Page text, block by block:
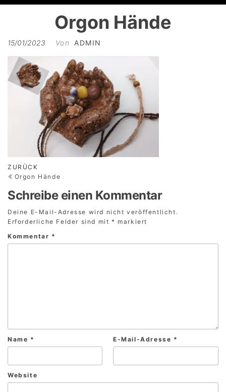
Orgon Hände
15/01/2023 Von ADMIN
Beitragsnavigation
Vorheriger
Beitrag
ZURÜCK
Orgon Hände
Schreibe einen Kommentar
Deine E-Mail-Adresse wird nicht veröffentlicht.
Erforderliche Felder sind mit* markiert
Kommentar *
Name * E-Mail-Adresse *
Website